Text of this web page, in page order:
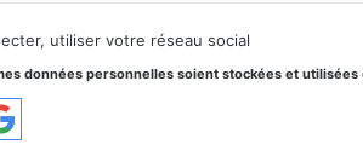
utiliser votre réseau social
données personnelles soient stockées et